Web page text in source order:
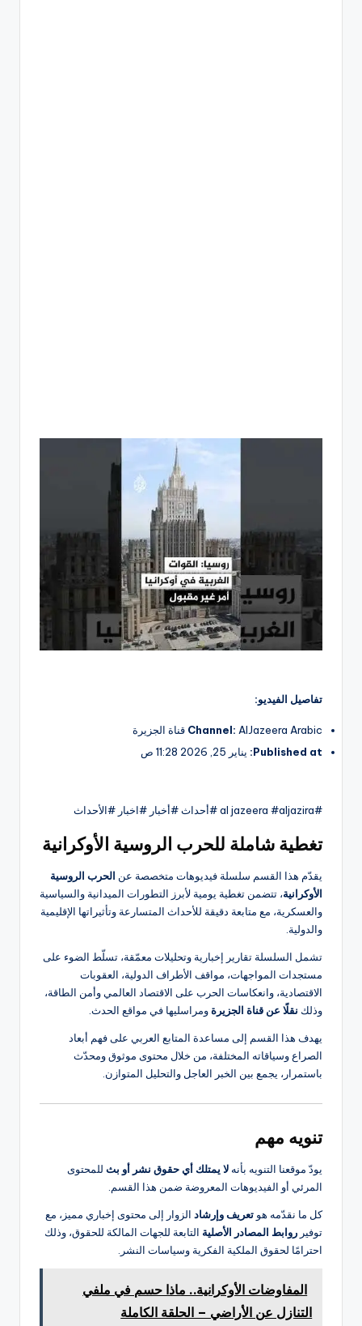
تفاصيل الفيديو:
Channel: AlJazeera Arabic قناة الجزيرة
Published at: يناير 25, 2026 11:28 ص
#al jazeera #aljazira #أحداث #أخبار #اخبار #الأحداث
تغطية شاملة للحرب الروسية الأوكرانية
يقدّم هذا القسم سلسلة فيديوهات متخصصة عن الحرب الروسية
الأوكرانية، تتضمن تغطية يومية لأبرز التطورات الميدانية والسياسية
والعسكرية، مع متابعة دقيقة للأحداث المتسارعة وتأثيراتها الإقليمية
والدولية.
تشمل السلسلة تقارير إخبارية وتحليلات معمّقة، تسلّط الضوء على
مستجدات المواجهات، مواقف الأطراف الدولية، العقوبات
الاقتصادية، وانعكاسات الحرب على الاقتصاد العالمي وأمن الطاقة،
وذلك نقلًا عن قناة الجزيرةومراسليها في مواقع الحدث.
يهدف هذا القسم إلى مساعدة المتابع العربي على فهم أبعاد
الصراع وسياقاته المختلفة، من خلال محتوى موثوق ومحدّث
باستمرار، يجمع بين الخبر العاجل والتحليل المتوازن.
تنويه مهم
يودّ موقعنا التنويه بأنه لا يمتلك أي حقوق نشر أو بث للمحتوى
المرئي أو الفيديوهات المعروضة ضمن هذا القسم.
كل ما نقدّمه هو تعريف وإرشاد الزوار إلى محتوى إخباري مميز، مع
توفير روابط المصادر الأصلية التابعة للجهات المالكة للحقوق، وذلك
احترامًا لحقوق الملكية الفكرية وسياسات النشر.
المفاوضات الأوكرانية.. ماذا حسم في ملفي
التنازل عن الأراضي – الحلقة الكاملة